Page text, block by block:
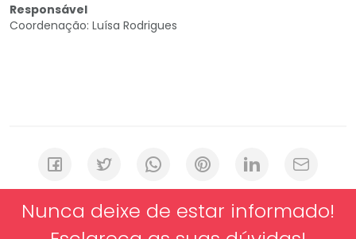
Responsável
Coordenação: Luísa Rodrigues
Nunca deixe de estar informado!